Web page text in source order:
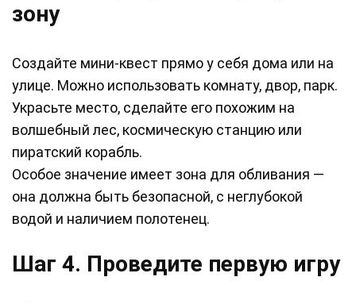
зону
Создайте мини-квест прямо у себя дома или на
улице. Можно использовать комнату, двор, парк.
Украсьте место, сделайте его похожим на
волшебный лес, космическую станцию или
пиратский корабль.
Особое значение имеет зона для обливания —
она должна быть безопасной, с неглубокой
водой и наличием полотенец.
Шаг 4. Проведите первую игру